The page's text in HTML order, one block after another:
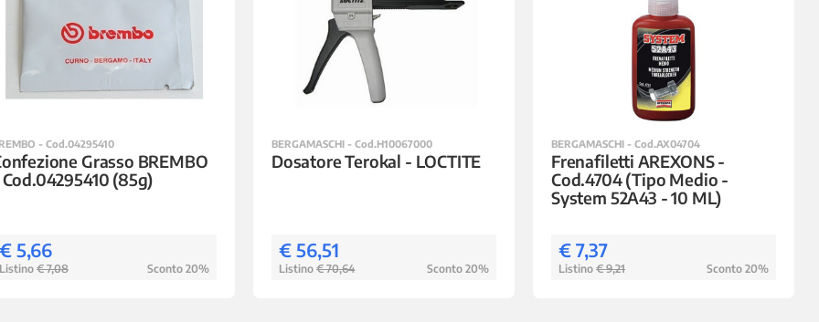
- Cod.04295410
Grasso BREMBO
(85g)
5,66
€ 7,08 Sconto 20%
BERGAMASCHI - Cod.H10067000
Dosatore Terokal - LOCTITE
€ 56,51
Listino € 70,64 Sconto 20%
BERGAMASCHI - Cod.AX04704
Frenafiletti AREXONS -
Cod.4704 (Tipo Medio -
System 52A43 - 10 ML)
€ 7,37
Listino € 9,21 Sconto 20%